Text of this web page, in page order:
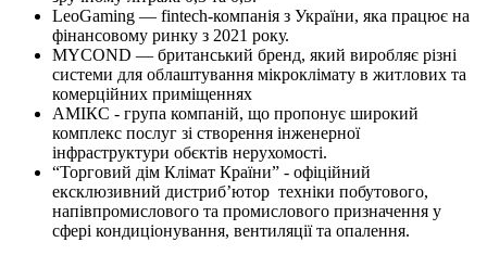
LeoGaming — fintech-компанія з України, яка працює на
фінансовому ринку з 2021 року.
MYCOND — британський бренд, який виробляє різні
системи для облаштування мікроклімату в житлових та
комерційних приміщеннях
АМІКС - група компаній, що пропонує широкий
комплекс послуг зі створення інженерної
інфраструктури обєктів нерухомості.
“Торговий дім Клімат Країни” - офіційний
ексклюзивний дистриб’ютор техніки побутового,
напівпромислового та промислового призначення у
сфері кондиціонування, вентиляції та опалення.